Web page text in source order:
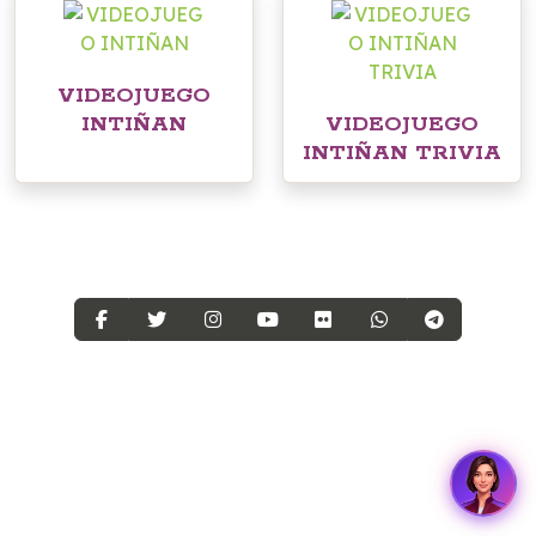
VIDEOJUEGO
INTIÑAN
VIDEOJUEGO
INTIÑAN TRIVIA